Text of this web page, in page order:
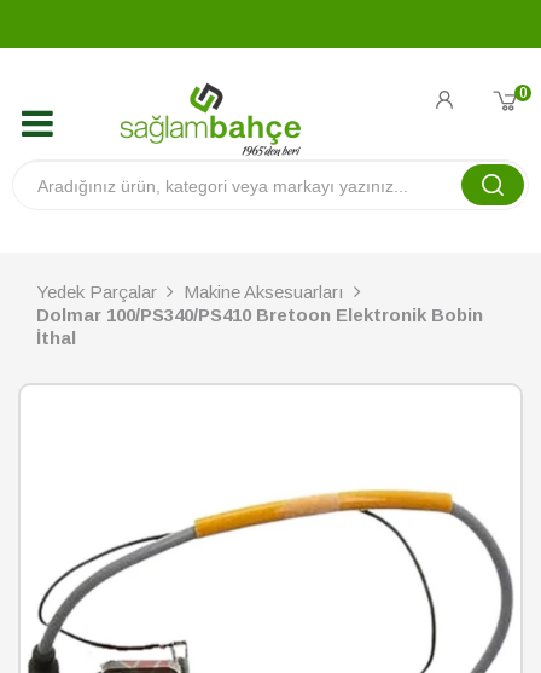
0
Yedek Parçalar
Makine Aksesuarları
Dolmar 100/PS340/PS410 Bretoon Elektronik Bobin
İthal